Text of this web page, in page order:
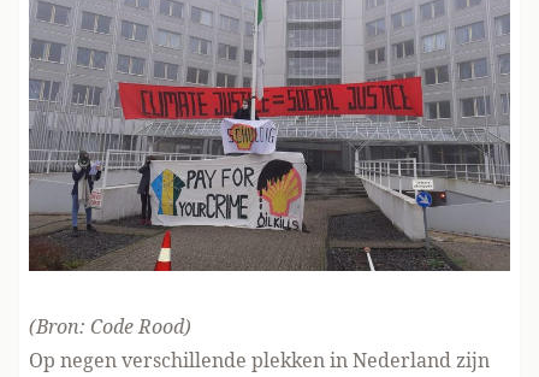
(Bron: Code Rood)
Op negen verschillende plekken in Nederland zijn